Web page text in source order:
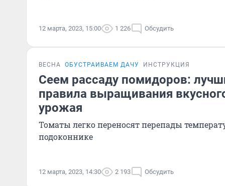
12 марта, 2023, 15:00 1 226 Обсудить
ВЕСНА ОБУСТРАИВАЕМ ДАЧУ ИНСТРУКЦИЯ
Сеем рассаду помидоров:
правила выращивания
урожая
Томаты легко переносят перепады
подоконнике
12 марта, 2023, 14:30 2 193 Обсудить